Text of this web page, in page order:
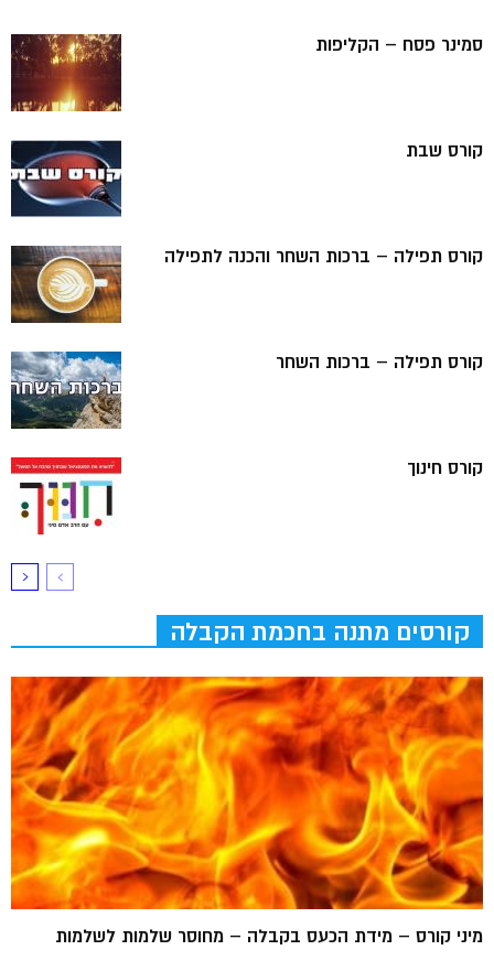
סמינר פסח – הקליפות
קורס שבת
קורס תפילה – ברכות השחר והכנה לתפילה
קורס תפילה – ברכות השחר
קורס חינוך
קורסים מתנה בחכמת הקבלה
מיני קורס – מידת הכעס בקבלה – מחוסר שלמות לשלמות